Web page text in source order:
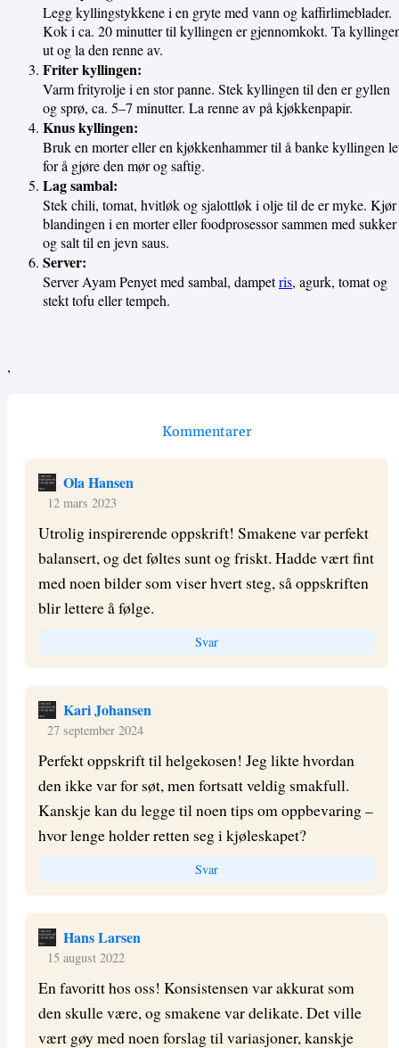
Legg kyllingstykkene i en gryte med vann og kaffirlimeblader.
Kok i ca. 20 minutter til kyllingen er gjennomkokt. Ta
ut og la den renne av.
Friter kyllingen:
Varm frityrolje i en stor panne. Stek kyllingen til den er gyllen
og sprø, ca. 5–7 minutter. La renne av på kjøkkenpapir.
Knus kyllingen:
Bruk en morter eller en kjøkkenhammer til å banke kyllingen
for å gjøre den mør og saftig.
Lag sambal:
Stek chili, tomat, hvitløk og sjalottløk i olje til de er myke. Kjør
blandingen i en morter eller foodprosessor sammen med sukker
og salt til en jevn saus.
Server:
Server Ayam Penyet med sambal, dampetris, agurk, tomat og
stekt tofu eller tempeh.
,
Kommentarer
Ola Hansen
12 mars 2023
Utrolig inspirerende oppskrift! Smakene var perfekt
balansert, og det føltes sunt og friskt. Hadde vært fint
med noen bilder som viser hvert steg, så oppskriften
blir lettere å følge.
Svar
Kari Johansen
27 september 2024
Perfekt oppskrift til helgekosen! Jeg likte hvordan
den ikke var for søt, men fortsatt veldig smakfull.
Kanskje kan du legge til noen tips om oppbevaring –
hvor lenge holder retten seg i kjøleskapet?
Svar
Hans Larsen
15 august 2022
En favoritt hos oss! Konsistensen var akkurat som
den skulle være, og smakene var delikate. Det ville
vært gøy med noen forslag til variasjoner, kanskje